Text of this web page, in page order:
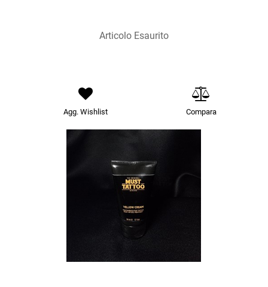
Articolo Esaurito
Agg. Wishlist Compara